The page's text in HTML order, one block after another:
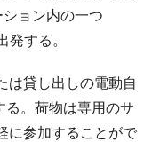
ョン内の一つ
発する。
貸し出しの電動自
。荷物は専用のサ
に参加することがで